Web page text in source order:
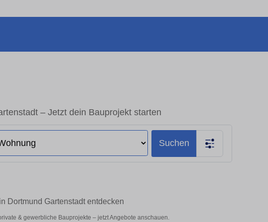
– Jetzt dein Bauprojekt starten
Suchen
Dortmund Gartenstadt entdecken
& gewerbliche Bauprojekte – jetzt Angebote anschauen.